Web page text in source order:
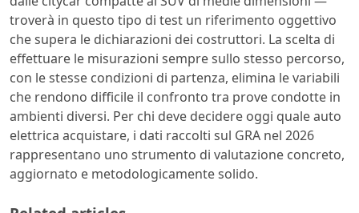
troverà in questo tipo di test un riferimento oggettivo
che supera le dichiarazioni dei costruttori. La scelta di
effettuare le misurazioni sempre sullo stesso percorso,
con le stesse condizioni di partenza, elimina le variabili
che rendono difficile il confronto tra prove condotte in
ambienti diversi. Per chi deve decidere oggi quale auto
elettrica acquistare, i dati raccolti sul GRA nel 2026
rappresentano uno strumento di valutazione concreto,
aggiornato e metodologicamente solido.